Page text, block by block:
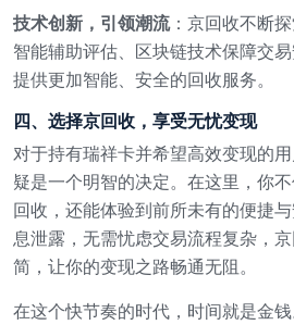
技术创新，引领潮流：京回收不断
智能辅助评估、区块链技术保障交
提供更加智能、安全的回收服务。
四、选择京回收，享受无忧变现
对于持有瑞祥卡并希望高效变现的
疑是一个明智的决定。在这里，你
回收，还能体验到前所未有的便捷
息泄露，无需忧虑交易流程复杂，
简，让你的变现之路畅通无阻。
在这个快节奏的时代，时间就是金